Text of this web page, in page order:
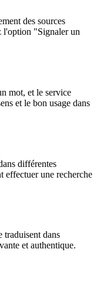
des sources
l'option "Signaler un
mot, et le service
et le bon usage dans
différentes
effectuer une recherche
traduisent dans
et authentique.